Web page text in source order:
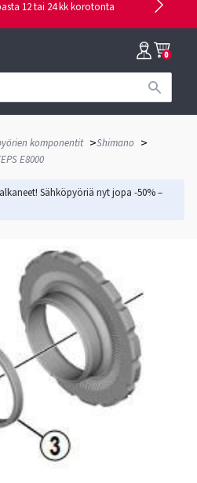
12 tai 24 kk korotonta
0
komponentit >Shimano >
E8000
Sähköpyöriä nyt jopa -50% –